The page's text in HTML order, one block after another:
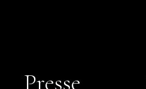
Presse